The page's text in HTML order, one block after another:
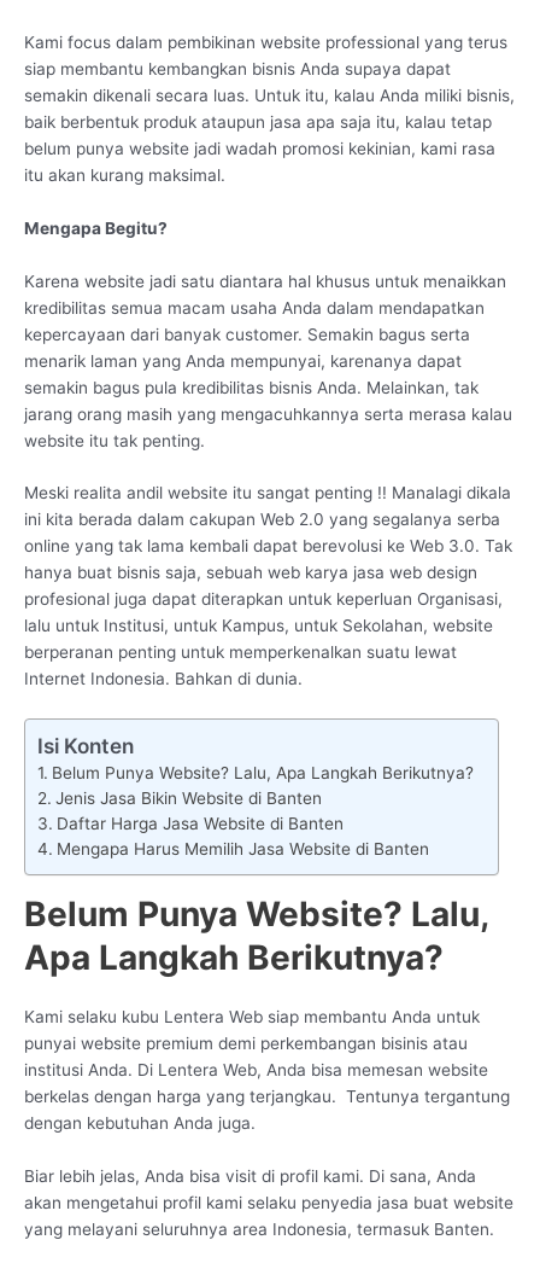
Kami focus dalam pembikinan website professional yang terus
siap membantu kembangkan bisnis Anda supaya dapat
semakin dikenali secara luas. Untuk itu, kalau Anda miliki bisnis,
baik berbentuk produk ataupun jasa apa saja itu, kalau tetap
belum punya website jadi wadah promosi kekinian, kami rasa
itu akan kurang maksimal.
Mengapa Begitu?
Karena website jadi satu diantara hal khusus untuk menaikkan
kredibilitas semua macam usaha Anda dalam mendapatkan
kepercayaan dari banyak customer. Semakin bagus serta
menarik laman yang Anda mempunyai, karenanya dapat
semakin bagus pula kredibilitas bisnis Anda. Melainkan, tak
jarang orang masih yang mengacuhkannya serta merasa kalau
website itu tak penting.
Meski realita andil website itu sangat penting !! Manalagi dikala
ini kita berada dalam cakupan Web 2.0 yang segalanya serba
online yang tak lama kembali dapat berevolusi ke Web 3.0. Tak
hanya buat bisnis saja, sebuah web karya jasa web design
profesional juga dapat diterapkan untuk keperluan Organisasi,
lalu untuk Institusi, untuk Kampus, untuk Sekolahan, website
berperanan penting untuk memperkenalkan suatu lewat
Internet Indonesia. Bahkan di dunia.
Isi Konten
Belum Punya Website? Lalu, Apa Langkah Berikutnya?
Jenis Jasa Bikin Website di Banten
Daftar Harga Jasa Website di Banten
Mengapa Harus Memilih Jasa Website di Banten
Belum Punya Website? Lalu,
Apa Langkah Berikutnya?
Kami selaku kubu Lentera Web siap membantu Anda untuk
punyai website premium demi perkembangan bisinis atau
institusi Anda. Di Lentera Web, Anda bisa memesan website
berkelas dengan harga yang terjangkau. Tentunya tergantung
dengan kebutuhan Anda juga.
Biar lebih jelas, Anda bisa visit di profil kami. Di sana, Anda
akan mengetahui profil kami selaku penyedia jasa buat website
yang melayani seluruhnya area Indonesia, termasuk Banten.